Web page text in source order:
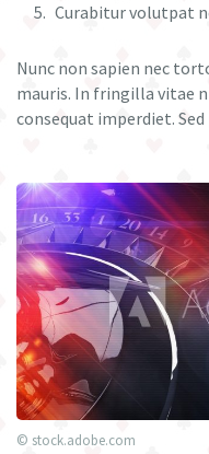
Curabitur volutpat
Nunc non sapien nec
mauris. In fringilla vitae
consequat imperdiet.
© stock.adobe.com